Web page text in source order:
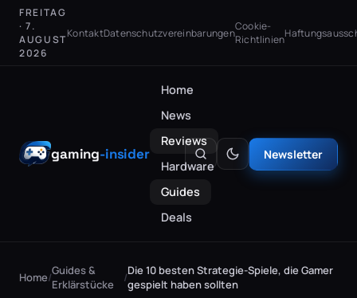
FREITAG
· 7.
AUGUST
2026
KontaktDatenschutzvereinbarungenCookie-
Richtlinien
gaming-insider
Home
News
Reviews
Hardware
Guides
Deals
Newsletter
Home/Guides &
Erklärstücke
/Die 10 besten Strategie-Spiele, die Gamer
gespielt haben sollten